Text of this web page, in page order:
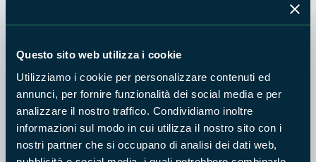
Questo sito web utilizza i cookie
Utilizziamo i cookie per personalizzare contenuti ed
annunci, per fornire funzionalità dei social media e per
analizzare il nostro traffico. Condividiamo inoltre
informazioni sul modo in cui utilizza il nostro sito con i
nostri partner che si occupano di analisi dei dati web,
Frosinone, on the southern slopes of the Ernici Mountains at
720 meters asl, a surface of 1.834 hectares including the
communes of Ferentino, Trivigliano, Fumone, Fiuggi and
Torre Cajetani. The Lake of Canterno is located in the heart
of the Preserve, a basin of approximately 2 square
kilometers. At the beginning of 1800, this area was a farmed